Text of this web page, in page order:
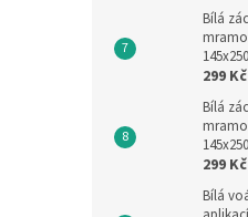
Bílá
299 Kč
Bílá
299 Kč
Bílá